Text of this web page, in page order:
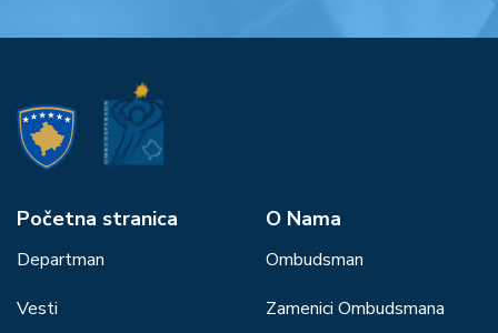
Početna stranica
Departman
Vesti
О Nama
Ombudsman
Zamenici Ombudsmana